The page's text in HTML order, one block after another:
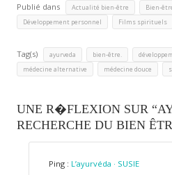
Publié dans Actualité bien-être Bien-
Développement personnel Films spirituels
Tag(s) ayurveda bien-être.
médecine alternative médecine douce
UNE R�FLEXION SUR
RECHERCHE DU BIEN
Ping : L’ayurvéda · SUSIE